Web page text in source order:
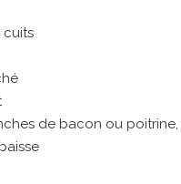
cuits
de bacon ou